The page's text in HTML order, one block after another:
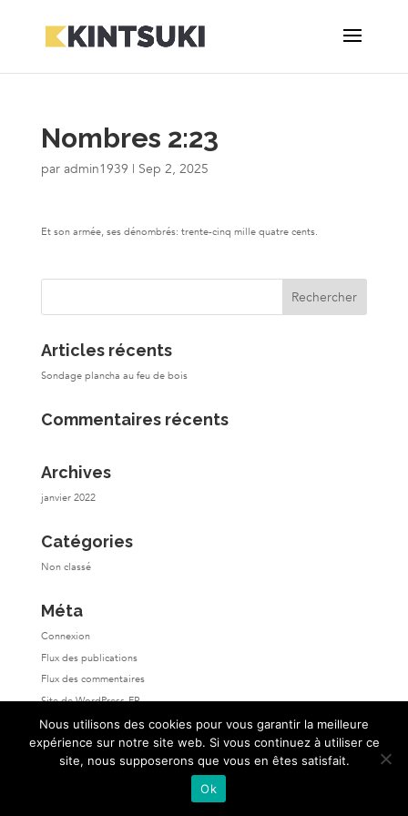
Nombres 2:23
par admin1939 | Sep 2, 2025
Et son armée, ses dénombrés: trente-cinq mille quatre cents.
Articles récents
Sondage plancha au feu de bois
Commentaires récents
Archives
janvier 2022
Catégories
Non classé
Méta
Connexion
Flux des publications
Flux des commentaires
Site de WordPress-FR
Nous utilisons des cookies pour vous garantir la meilleure
expérience sur notre site web. Si vous continuez à utiliser ce
site, nous supposerons que vous en êtes satisfait.
Ok